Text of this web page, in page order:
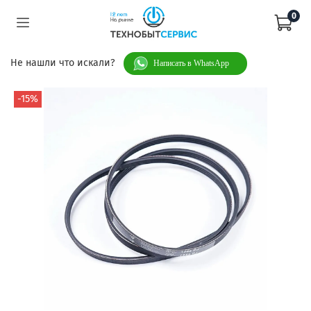
0
Не нашли что искали? Написать в WhatsApp
-15%